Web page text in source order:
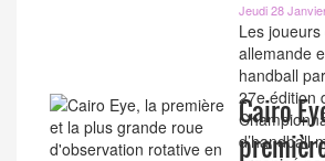
Jeudi 28
Les
allemande
handball
27e édition
d’handball
Cairo